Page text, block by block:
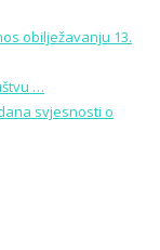
obilježavanju 13.
…
svjesnosti o